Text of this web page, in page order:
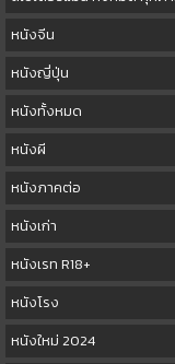
หนังจีน
หนังญี่ปุ่น
หนังทั้งหมด
หนังผี
หนังภาคต่อ
หนังเก่า
หนังเรท R18+
หนังโรง
หนังใหม่ 2024